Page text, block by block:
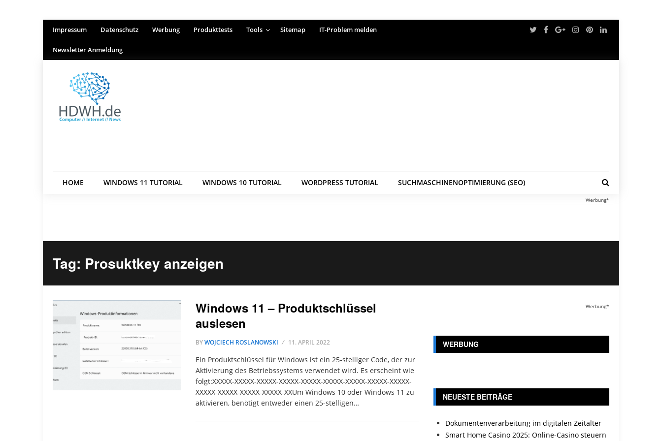
Impressum Datenschutz Werbung Produkttests Tools Sitemap IT-Problem melden
Newsletter Anmeldung
HOME WINDOWS 11 TUTORIAL WINDOWS 10 TUTORIAL WORDPRESS TUTORIAL SUCHMASCHINENOPTIMIERUNG (SEO)
Werbung*
Tag: Prosuktkey anzeigen
Windows 11 – Produktschlüssel
auslesen
BYWOJCIECH ROSLANOWSKI 11. APRIL 2022
Ein Produktschlüssel für Windows ist ein 25-stelliger Code, der zur
Aktivierung des Betriebssystems verwendet wird. Es erscheint wie
folgt:XXXXX-XXXXX-XXXXX-XXXXX-XXXXX-XXXXX-XXXXX-XXXXX-XXXXX-
XXXXX-XXXXX-XXXXX-XXXXX-XXUm Windows 10 oder Windows 11 zu
aktivieren, benötigt entweder einen 25-stelligen…
Werbung*
WERBUNG
NEUESTE BEITRÄGE
Dokumentenverarbeitung im digitalen Zeitalter
Smart Home Casino 2025: Online-Casino steuern